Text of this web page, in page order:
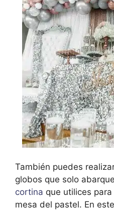
También puedes
globos que solo
cortina que utilices
mesa del pastel. En